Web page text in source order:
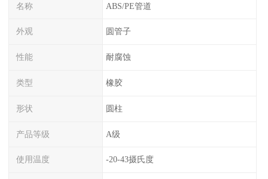
名称 ABS/PE管道
外观 圆管子
性能 耐腐蚀
类型 橡胶
形状 圆柱
产品等级 A级
使用温度 -20-43摄氏度